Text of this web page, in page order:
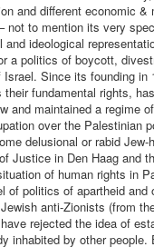
and different economic &
not to mention its very
ideological
a politics of boycott,
Since its founding in
their fundamental rights,
and maintained a regime
over the Palestinian
delusional or rabid Jew-
Justice in Den Haag and
of human rights in
of politics of apartheid and
anti-Zionists (from
rejected the idea of
inhabited by other people.